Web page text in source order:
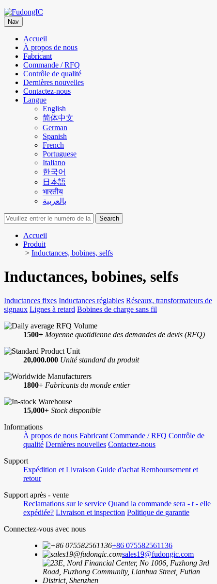
Nav
Accueil
À propos de nous
Fabricant
Commande / RFQ
Contrôle de qualité
Dernières nouvelles
Contactez-nous
Langue
English
简体中文
German
Spanish
French
Portuguese
Italiano
한국어
日本語
भारतीय
بالعربية
Search
Accueil
Produit
> Inductances, bobines, selfs
Inductances, bobines, selfs
Inductances fixes Inductances réglables Réseaux, transformateurs de
signaux Lignes à retard Bobines de charge sans fil
1500+ Moyenne quotidienne des demandes de devis (RFQ)
20,000.000 Unité standard du produit
1800+ Fabricants du monde entier
15,000+ Stock disponible
Informations
À propos de nous Fabricant Commande / RFQ Contrôle de
qualité Dernières nouvelles Contactez-nous
Support
Expédition et Livraison Guide d'achat Remboursement et
retour
Support après - vente
Reclamations sur le service Quand la commande sera - t - elle
expédiée? Livraison et inspection Politique de garantie
Connectez-vous avec nous
+86 075582561136
sales19@fudongic.com